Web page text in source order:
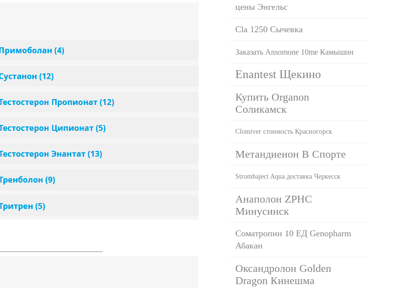
цены Энгельс
Cla 1250 Сычевка
Заказать Ansomone 10me Камышин
Enantest Щекино
Купить Organon
Соликамск
Clomiver стоимость Красногорск
Метандиенон В Спорте
Strombaject Aqua доставка Черкесск
Анаполон ZPHC
Минусинск
Соматропин 10 ЕД Genopharm
Абакан
Оксандролон Golden
Dragon Кинешма